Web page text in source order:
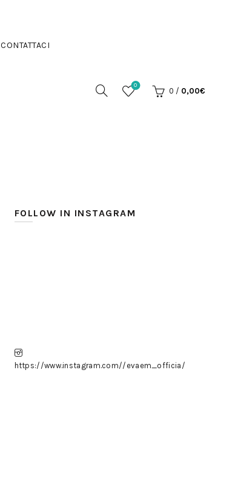
CONTATTACI
0
0 / 0,00€
FOLLOW IN INSTAGRAM
https://www.instagram.com//evaem_officia/